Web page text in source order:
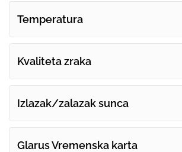
Temperatura
Kvaliteta zraka
Izlazak/zalazak sunca
Glarus Vremenska karta